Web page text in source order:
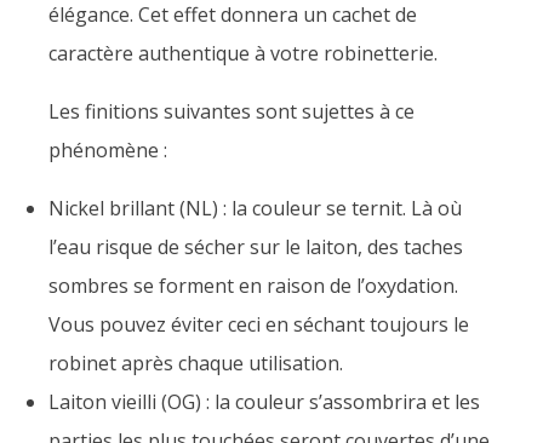
élégance. Cet effet donnera un cachet de
caractère authentique à votre robinetterie.
Les finitions suivantes sont sujettes à ce
phénomène :
Nickel brillant (NL) : la couleur se ternit. Là où
l’eau risque de sécher sur le laiton, des taches
sombres se forment en raison de l’oxydation.
Vous pouvez éviter ceci en séchant toujours le
robinet après chaque utilisation.
Laiton vieilli (OG) : la couleur s’assombrira et les